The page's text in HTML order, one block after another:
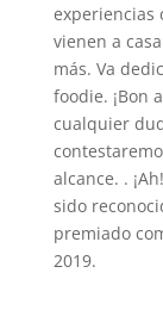
experiencias
vienen a
más. Va
foodie. ¡Bon
cualquier
alcance. .
sido
premiado
2019.